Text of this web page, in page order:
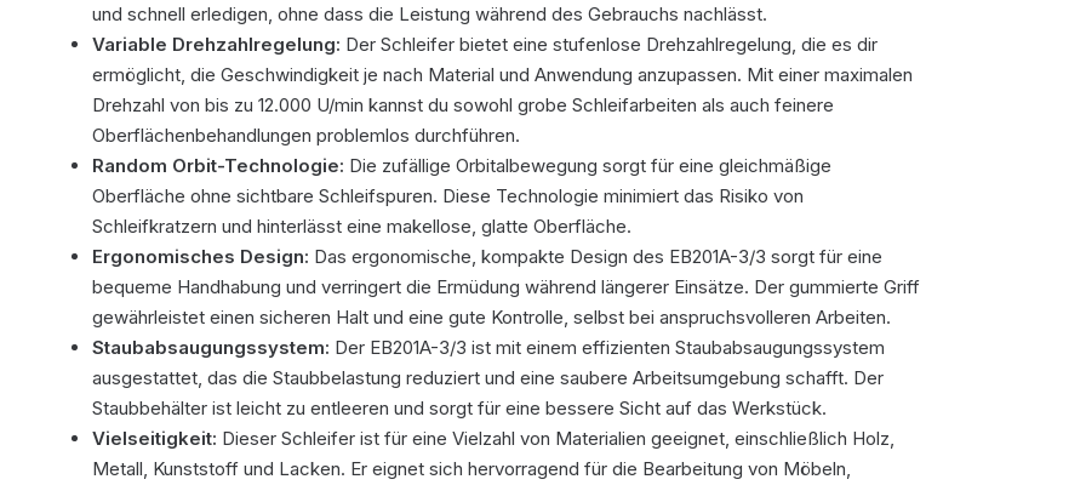
und schnell erledigen, ohne dass die Leistung während des Gebrauchs nachlässt.
Variable Drehzahlregelung: Der Schleifer bietet eine stufenlose Drehzahlregelung, die es dir
ermöglicht, die Geschwindigkeit je nach Material und Anwendung anzupassen. Mit einer maximalen
Drehzahl von bis zu 12.000 U/min kannst du sowohl grobe Schleifarbeiten als auch feinere
Oberflächenbehandlungen problemlos durchführen.
Random Orbit-Technologie: Die zufällige Orbitalbewegung sorgt für eine gleichmäßige
Oberfläche ohne sichtbare Schleifspuren. Diese Technologie minimiert das Risiko von
Schleifkratzern und hinterlässt eine makellose, glatte Oberfläche.
Ergonomisches Design: Das ergonomische, kompakte Design des EB201A-3/3 sorgt für eine
bequeme Handhabung und verringert die Ermüdung während längerer Einsätze. Der gummierte Griff
gewährleistet einen sicheren Halt und eine gute Kontrolle, selbst bei anspruchsvolleren Arbeiten.
Staubabsaugungssystem: Der EB201A-3/3 ist mit einem effizienten Staubabsaugungssystem
ausgestattet, das die Staubbelastung reduziert und eine saubere Arbeitsumgebung schafft. Der
Staubbehälter ist leicht zu entleeren und sorgt für eine bessere Sicht auf das Werkstück.
Vielseitigkeit: Dieser Schleifer ist für eine Vielzahl von Materialien geeignet, einschließlich Holz,
Metall, Kunststoff und Lacken. Er eignet sich hervorragend für die Bearbeitung von Möbeln,